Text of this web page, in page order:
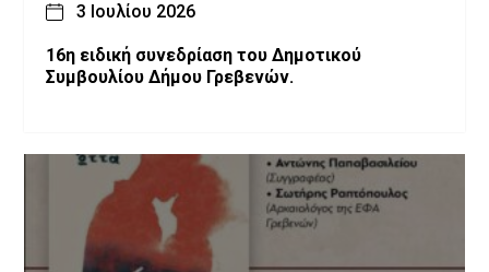
3 Ιουλίου 2026
16η ειδική συνεδρίαση του Δημοτικού
Συμβουλίου Δήμου Γρεβενών.